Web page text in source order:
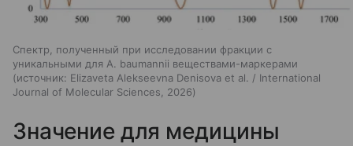
Спектр, полученный при исследовании фракции с
уникальными для A. baumannii веществами-маркерами
источник: Elizaveta Alekseevna Denisova et al. / International
Journal of Molecular Sciences, 2026
Значение для медицины